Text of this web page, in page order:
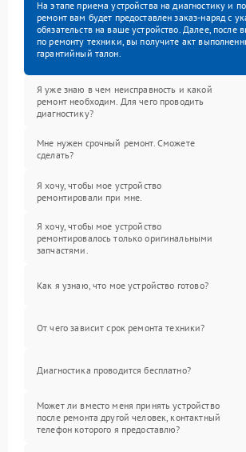
На этапе приема устройства на диагностику и
ремонт вам будет предоставлен заказ-наряд с
обязательств на ваше устройство. Далее, после
по ремонту техники, вы получите акт
гарантийный талон.
Я уже знаю в чем неисправность и какой
ремонт необходим. Для чего проводить
диагностику?
Мне нужен срочный ремонт. Сможете
сделать?
Я хочу, чтобы мое устройство
ремонтировали при мне.
Я хочу, чтобы мое устройство
ремонтировалось только оригинальными
запчастями.
Как я узнаю, что мое устройство готово?
От чего зависит срок ремонта техники?
Диагностика проводится бесплатно?
Может ли вместо меня принять устройство
после ремонта другой человек, контактный
телефон которого я предоставлю?